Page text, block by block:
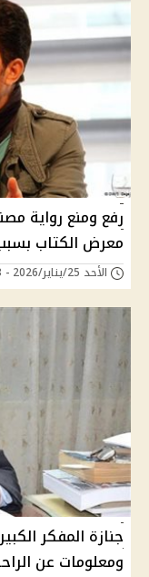
رفع ومنع رواية
معرض الكتاب بسبب
الأحد 25/يناير/2026 - 11:43 م
جنازة المفكر
ومعلومات عن